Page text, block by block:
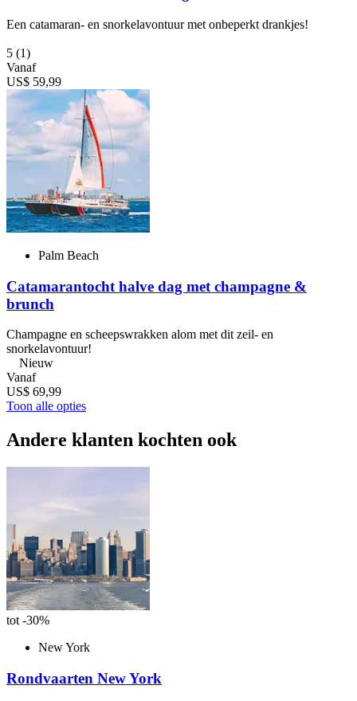
Een catamaran- en snorkelavontuur met onbeperkt drankjes!
5 (1)
Vanaf
US$ 59,99
Palm Beach
Catamarantocht halve dag met champagne &
brunch
Champagne en scheepswrakken alom met dit zeil- en
snorkelavontuur!
Nieuw
Vanaf
US$ 69,99
Toon alle opties
Andere klanten kochten ook
tot -30%
New York
Rondvaarten New York